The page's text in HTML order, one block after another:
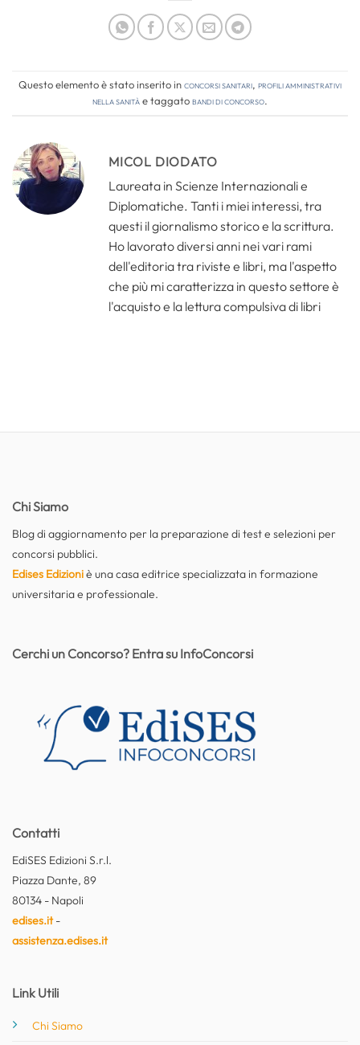
Questo elemento è stato inserito inConcorsi Sanitari, Profili amministrativi
nella sanitàe taggatobandi di concorso.
MICOL DIODATO
Laureata in Scienze Internazionali e
Diplomatiche. Tanti i miei interessi, tra
questi il giornalismo storico e la scrittura.
Ho lavorato diversi anni nei vari rami
dell'editoria tra riviste e libri, ma l'aspetto
che più mi caratterizza in questo settore è
l'acquisto e la lettura compulsiva di libri
Chi Siamo
Blog di aggiornamento per la preparazione di test e selezioni per
concorsi pubblici.
Edises Edizioniè una casa editrice specializzata in formazione
universitaria e professionale.
Contatti
EdiSES Edizioni S.r.l.
Piazza Dante, 89
80134 - Napoli
edises.it-
assistenza.edises.it
Link Utili
Chi Siamo
Cerchi un Concorso? Entra su InfoConcorsi